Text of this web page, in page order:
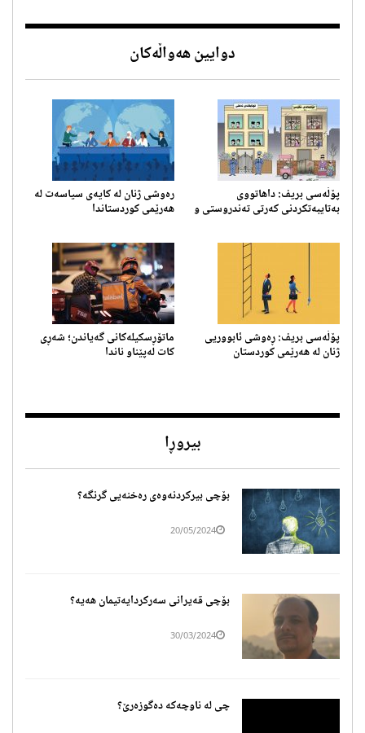
دوایین هەواڵەکان
رەوشی ژنان لە کایەی سیاسەت لە
هەرێمی کوردستاندا
پۆڵەسی بریف: داهاتووی
بەتایبه‌تكردنی کەرتی تەندروستی و
ماتۆڕسکیلەکانی گەیاندن؛ ‎شەڕی
کات لەپێناو ناندا
پۆڵەسی بریف: ڕەوشی ئابووریی
ژنان لە هەرێمی کوردستان
بیروڕا
بۆچی بیرکردنەوەی رەخنەیی گرنگە؟
20/05/2024
بۆچی قەیرانی سەرکردایەتیمان هەیە؟
30/03/2024
چی لە ناوچەکە دەگوزەرێ؟